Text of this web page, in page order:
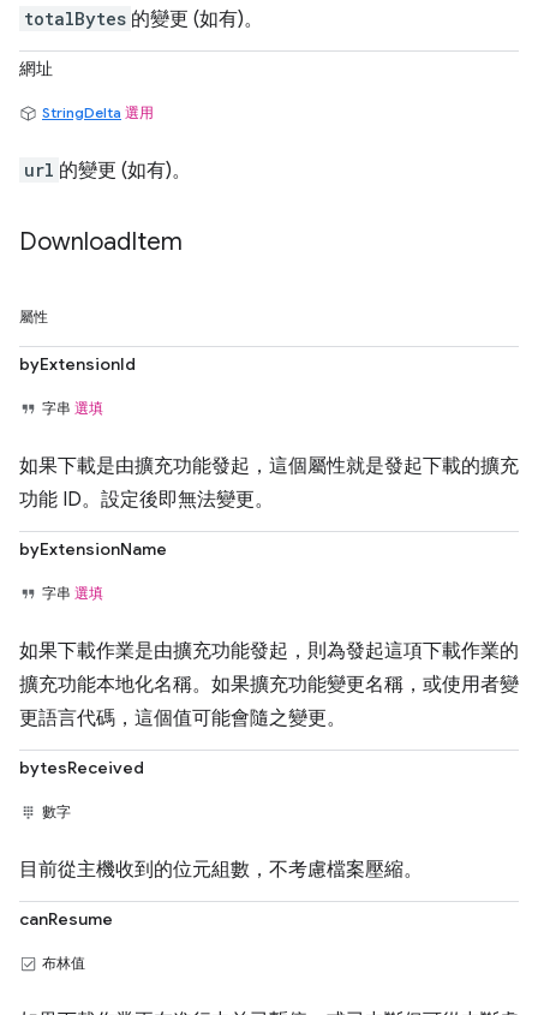
totalBytes 的變更 (如有)。
網址
StringDelta 選用
url 的變更 (如有)。
DownloadItem
屬性
byExtensionId
字串 選填
如果下載是由擴充功能發起，這個屬性就是發起下載的擴充
功能 ID。設定後即無法變更。
byExtensionName
字串 選填
如果下載作業是由擴充功能發起，則為發起這項下載作業的
擴充功能本地化名稱。如果擴充功能變更名稱，或使用者變
更語言代碼，這個值可能會隨之變更。
bytesReceived
數字
目前從主機收到的位元組數，不考慮檔案壓縮。
canResume
布林值